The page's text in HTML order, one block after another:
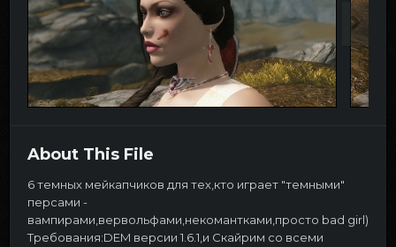
About This File
6 темных мейкапчиков для тех,кто играет "темными"
персами -
вампирами,вервольфами,некомантками,просто bad girl)
Требования:DEM версии 1.6.1,и Скайрим со всеми